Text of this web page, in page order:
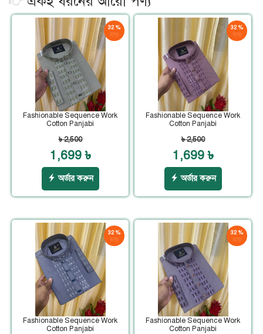
32 %
ছাড়
Fashionable Sequence Work
Cotton Panjabi
৳ 2,500
1,699 ৳
অর্ডার করুন
32 %
ছাড়
Fashionable Sequence Work
Cotton Panjabi
৳ 2,500
1,699 ৳
অর্ডার করুন
32 %
ছাড়
Fashionable Sequence Work
Cotton Panjabi
32 %
ছাড়
Fashionable Sequence Work
Cotton Panjabi